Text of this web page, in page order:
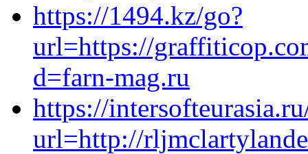
https://1494.kz/go?
url=https://
d=farn-mag.ru
https://
url=http://